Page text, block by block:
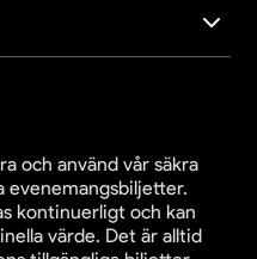
och använd vår säkra
evenemangsbiljetter.
kontinuerligt och kan
värde. Det är alltid